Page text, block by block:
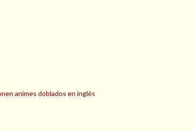
animes doblados en inglés